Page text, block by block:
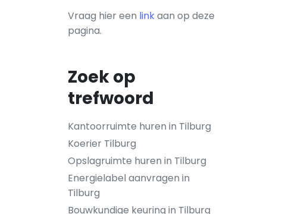
Vraag hier een linkaan op deze
pagina.
Zoek op
trefwoord
Kantoorruimte huren in Tilburg
Koerier Tilburg
Opslagruimte huren in Tilburg
Energielabel aanvragen in
Tilburg
Bouwkundige keuring in Tilburg